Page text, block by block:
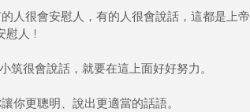
人很會安慰人，有的人很會說話，這都是上帝
慰人 !
筑很會說話，就要在這上面好好努力。
你更聰明、說出更適當的話語。